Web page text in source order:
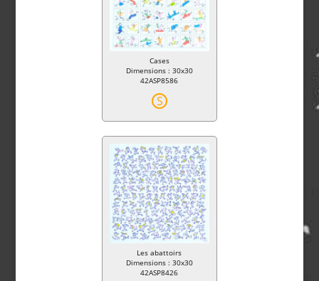
Cases
Dimensions : 30x30
42ASP8586
S
Les abattoirs
Dimensions : 30x30
42ASP8426